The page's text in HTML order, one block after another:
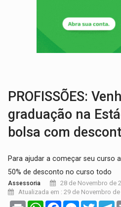
VARCENA:Cientistas
BARGANHA: Vai
TECNOLOGIA:
PROFISSÕES:
graduação na
bolsa com
Para ajudar a começar seu curso
50% de desconto no curso todo
Assessoria
28 de Novembro de
Atualizada em : 29 de Novembro de
Print WhatsAppFacebookMessenger
Twitter